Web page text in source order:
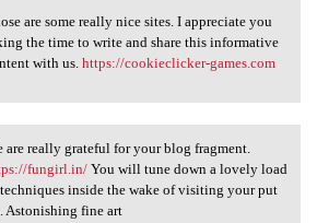
are some really nice
are some really nice sites. I appreciate you
the time to write and share this informative
with us. https://cookieclicker-games.com
really grateful for
are really grateful for your blog fragment.
fungirl.in/You will tune down a lovely load
inside the wake of visiting your put
Astonishing fine art